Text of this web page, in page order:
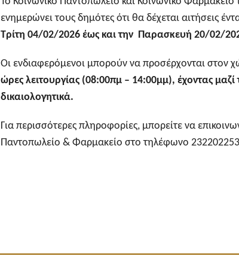
ενημερώνει τους δημότες ότι θα δέχεται αιτήσεις
Τρίτη 04/02/2026 έως και την Παρασκευή 20/02/
Οι ενδιαφερόμενοι μπορούν να προσέρχονται στον
ώρες λειτουργίας (08:00πμ – 14:00μμ), έχοντας
δικαιολογητικά.
Για περισσότερες πληροφορίες, μπορείτε να
Παντοπωλείο & Φαρμακείο στο τηλέφωνο